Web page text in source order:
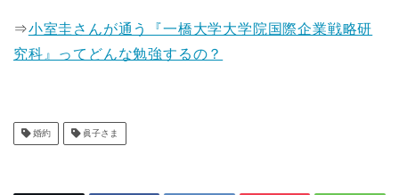
⇒小室圭さんが通う『一橋大学大学院国際企業戦略研
究科』ってどんな勉強するの？
婚約 眞子さま